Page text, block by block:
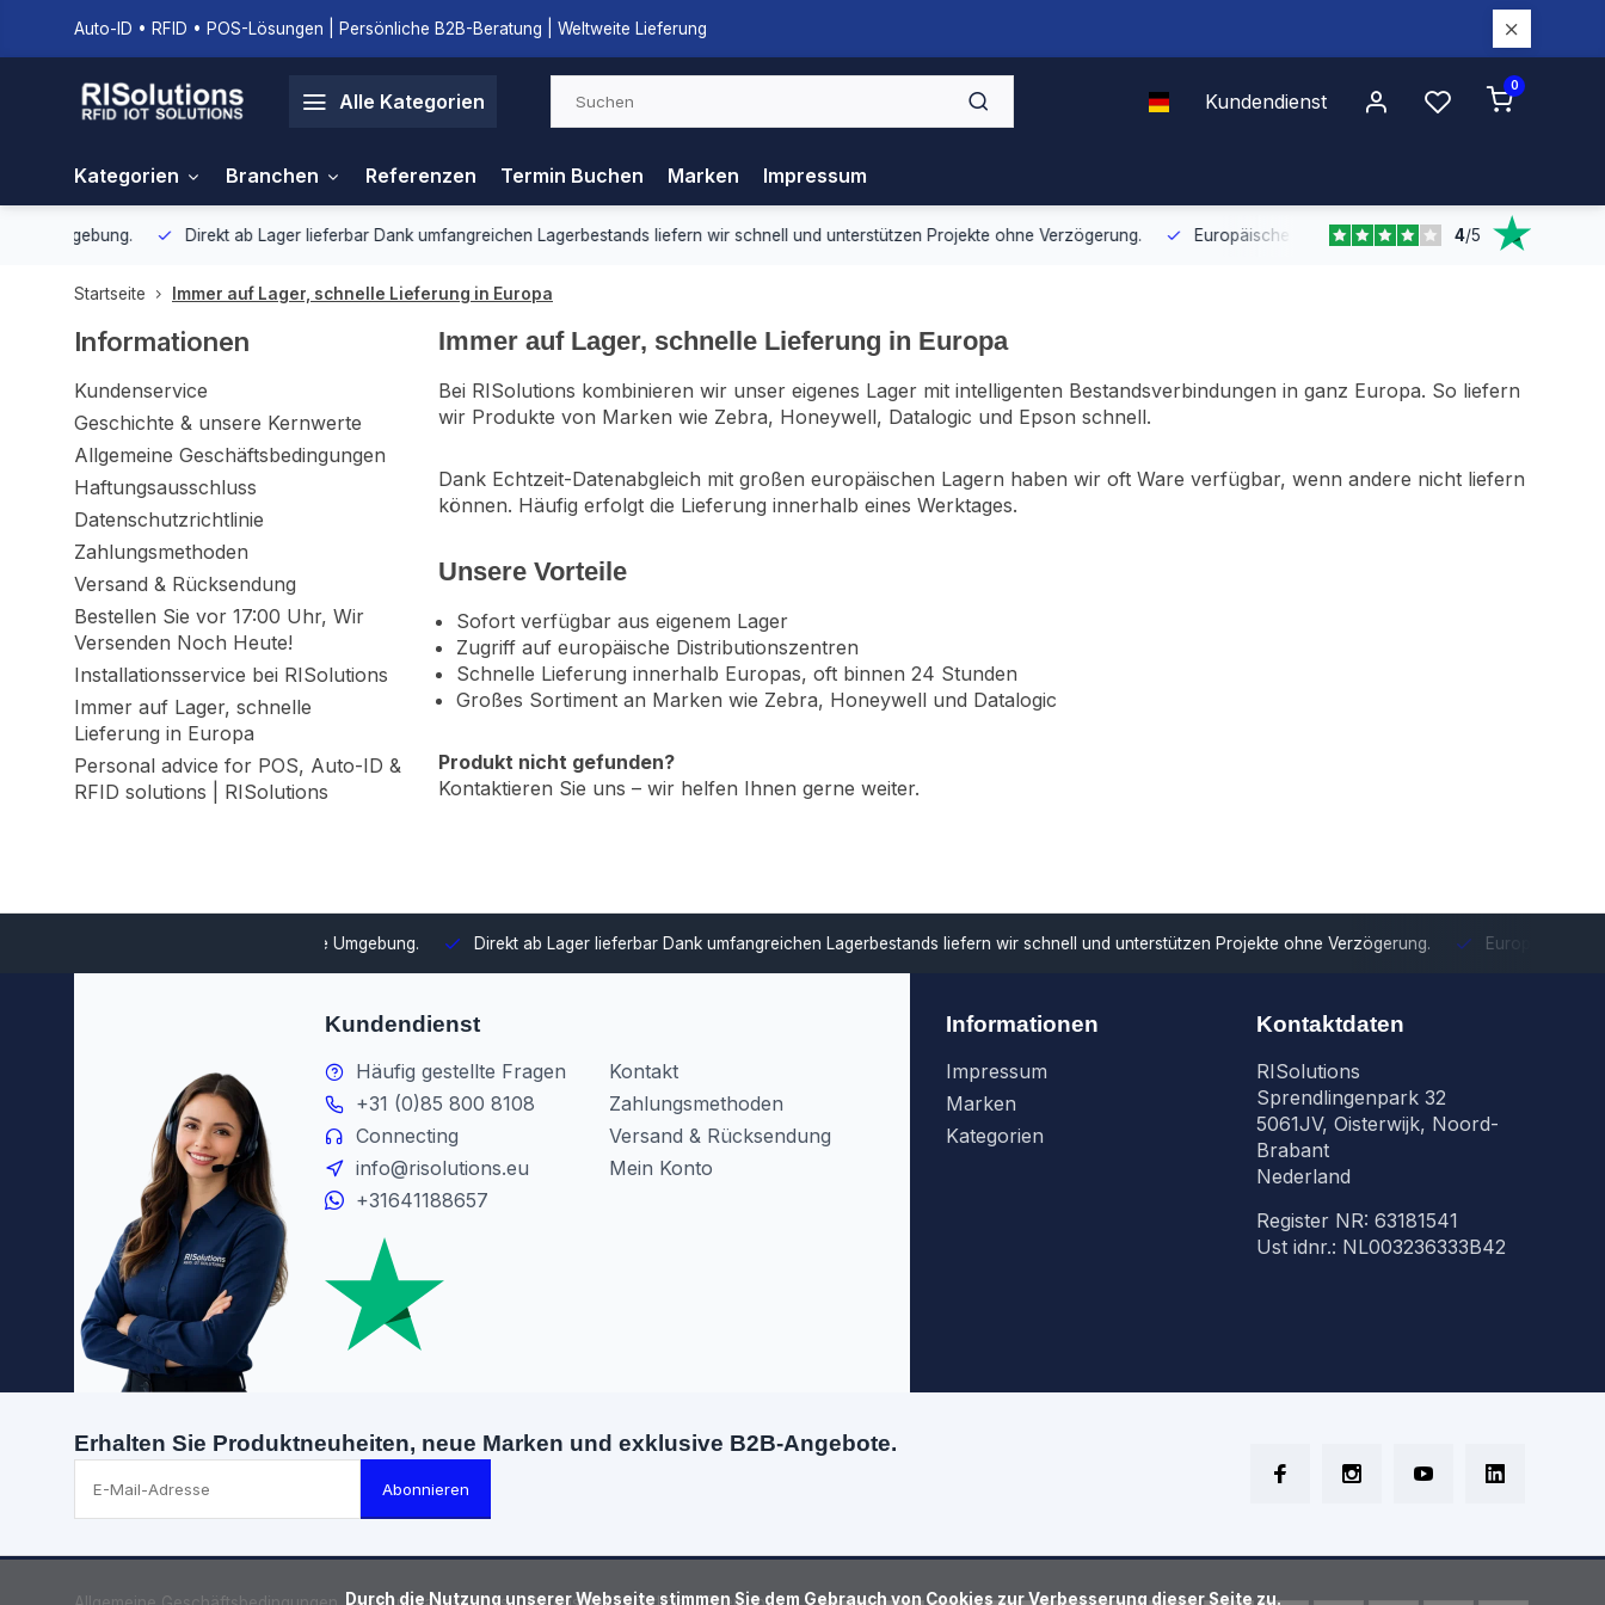
Auto-ID • RFID • POS-Lösungen | Persönliche B2B-Beratung | Weltweite Lieferung
Alle Kategorien Kundendienst
0
Kategorien Branchen Referenzen Termin Buchen Marken Impressum
Direkt ab Lager lieferbarDank umfangreichen Lagerbestands liefern wir schnell und unterstützen Projekte ohne Verzögerung. Europäische Distribution Mit unserer europaweiten Abdeckung
4/5
Startseite Immer auf Lager, schnelle Lieferung in Europa
Informationen
Kundenservice
Geschichte & unsere Kernwerte
Allgemeine Geschäftsbedingungen
Haftungsausschluss
Datenschutzrichtlinie
Zahlungsmethoden
Versand & Rücksendung
Bestellen Sie vor 17:00 Uhr, Wir
Versenden Noch Heute!
Installationsservice bei RISolutions
Immer auf Lager, schnelle
Lieferung in Europa
Personal advice for POS, Auto-ID &
RFID solutions | RISolutions
Immer auf Lager, schnelle Lieferung in Europa
Bei RISolutions kombinieren wir unser eigenes Lager mit intelligenten Bestandsverbindungen in ganz Europa. So liefern
wir Produkte von Marken wie Zebra, Honeywell, Datalogic und Epson schnell.
Dank Echtzeit-Datenabgleich mit großen europäischen Lagern haben wir oft Ware verfügbar, wenn andere nicht liefern
können. Häufig erfolgt die Lieferung innerhalb eines Werktages.
Unsere Vorteile
Sofort verfügbar aus eigenem Lager
Zugriff auf europäische Distributionszentren
Schnelle Lieferung innerhalb Europas, oft binnen 24 Stunden
Großes Sortiment an Marken wie Zebra, Honeywell und Datalogic
Produkt nicht gefunden?
Kontaktieren Sie uns – wir helfen Ihnen gerne weiter.
Direkt ab Lager lieferbar Dank umfangreichen Lagerbestands liefern wir schnell und unterstützen Projekte ohne Verzögerung. Europäische Distribution
Kundendienst
Häufig gestellte Fragen
+31 (0)85 800 8108
Connecting
info@risolutions.eu
+31641188657
Kontakt
Zahlungsmethoden
Versand & Rücksendung
Mein Konto
Informationen
Impressum
Marken
Kategorien
Kontaktdaten
RISolutions
Sprendlingenpark 32
5061JV, Oisterwijk, Noord-
Brabant
Nederland
Register NR: 63181541
Ust idnr.: NL003236333B42
Erhalten Sie Produktneuheiten, neue Marken und exklusive B2B-Angebote.
Abonnieren
      Durch die Nutzung unserer Webseite stimmen Sie dem Gebrauch von Cookies zur Verbesserung dieser Seite zu.